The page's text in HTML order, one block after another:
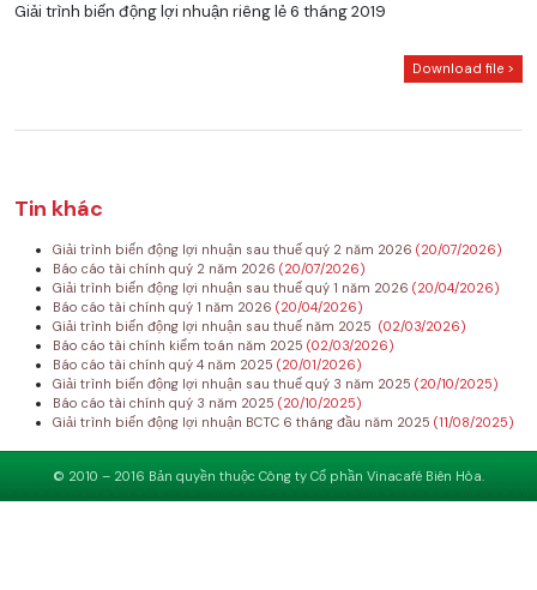
Giải trình biến động lợi nhuận riêng lẻ 6 tháng 2019
Download file >
Tin khác
Giải trình biến động lợi nhuận sau thuế quý 2 năm 2026 (20/07/2026)
Báo cáo tài chính quý 2 năm 2026 (20/07/2026)
Giải trình biến động lợi nhuận sau thuế quý 1 năm 2026 (20/04/2026)
Báo cáo tài chính quý 1 năm 2026 (20/04/2026)
Giải trình biến động lợi nhuận sau thuế năm 2025 (02/03/2026)
Báo cáo tài chính kiểm toán năm 2025 (02/03/2026)
Báo cáo tài chính quý 4 năm 2025 (20/01/2026)
Giải trình biến động lợi nhuận sau thuế quý 3 năm 2025 (20/10/2025)
Báo cáo tài chính quý 3 năm 2025 (20/10/2025)
Giải trình biến động lợi nhuận BCTC 6 tháng đầu năm 2025 (11/08/2025)
© 2010 – 2016 Bản quyền thuộc Công ty Cổ phần Vinacafé Biên Hòa.